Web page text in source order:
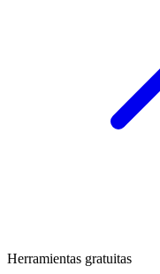
Herramientas gratuitas